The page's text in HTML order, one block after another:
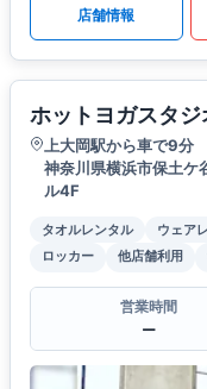
店舗情報
ホットヨガスタ
上大岡駅から車で9分
神奈川県横浜市保土ケ
ル4F
タオルレンタル ウェア
ロッカー
他店舗利用
営業時間
ー